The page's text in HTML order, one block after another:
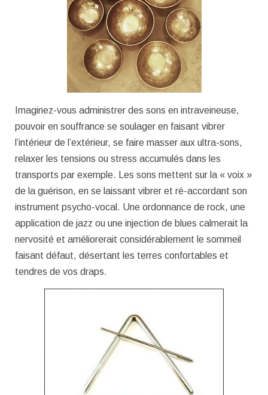
Imaginez-vous administrer des sons en intraveineuse,
pouvoir en souffrance se soulager en faisant vibrer
l’intérieur de l’extérieur, se faire masser aux ultra-sons,
relaxer les tensions ou stress accumulés dans les
transports par exemple. Les sons mettent sur la « voix »
de la guérison, en se laissant vibrer et ré-accordant son
instrument psycho-vocal. Une ordonnance de rock, une
application de jazz ou une injection de blues calmerait la
nervosité et améliorerait considérablement le sommeil
faisant défaut, désertant les terres confortables et
tendres de vos draps.